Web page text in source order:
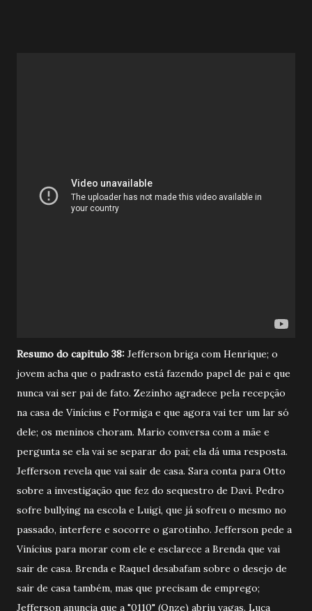
Resumo do capitulo 38: Jefferson briga com Henrique; o
jovem acha que o padrasto está fazendo papel de pai e que
nunca vai ser pai de fato. Zezinho agradece pela recepção
na casa de Vinícius e Formiga e que agora vai ter um lar só
dele; os meninos choram. Mario conversa com a mãe e
pergunta se ela vai se separar do pai; ela dá uma resposta.
Jefferson revela que vai sair de casa. Sara conta para Otto
sobre a investigação que fez do sequestro de Davi. Pedro
sofre bullying na escola e Luigi, que já sofreu o mesmo no
passado, interfere e socorre o garotinho. Jefferson pede a
Vinícius para morar com ele e esclarece a Brenda que vai
sair de casa. Brenda e Raquel desabafam sobre o desejo de
sair de casa também, mas que precisam de emprego;
Jefferson anuncia que a "0110" (Onze) abriu vagas. Luca